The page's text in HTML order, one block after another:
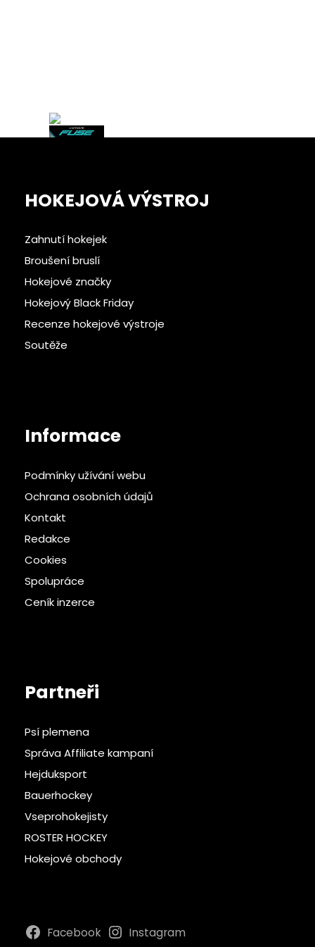
HOKEJOVÁ VÝSTROJ
Zahnutí hokejek
Broušení bruslí
Hokejové značky
Hokejový Black Friday
Recenze hokejové výstroje
Soutěže
Informace
Podmínky užívání webu
Ochrana osobních údajů
Kontakt
Redakce
Cookies
Spolupráce
Ceník inzerce
Partneři
Psí plemena
Správa Affiliate kampaní
Hejduksport
Bauerhockey
Vseprohokejisty
ROSTER HOCKEY
Hokejové obchody
Facebook Instagram